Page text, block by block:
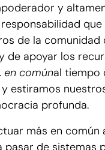
y
de la comunidad
de apoyar los
en comúnal tiempo
estiramos
profunda.
más en común
pasar de sistemas